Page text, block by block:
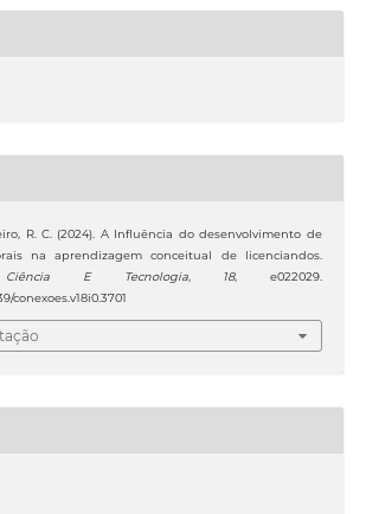
R. C. (2024). A Influência do desenvolvimento de
na aprendizagem conceitual de licenciandos.
E Tecnologia, 18, e022029.
conexoes.v18i0.3701